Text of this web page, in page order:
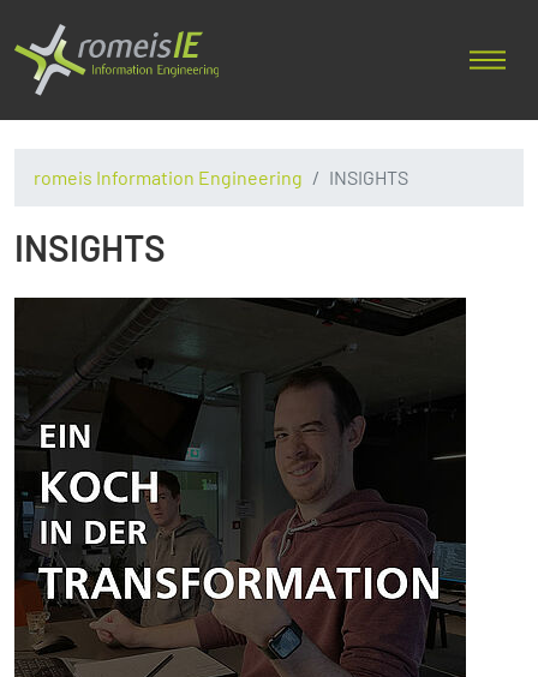
romeis Information Engineering INSIGHTS
INSIGHTS